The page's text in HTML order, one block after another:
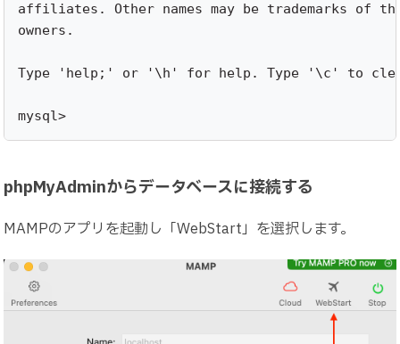
affiliates. Other names may be trademarks of
owners.
Type 'help;' or '\h' for help. Type '\c' to
mysql>
phpMyAdminからデータベースに接続する
MAMPのアプリを起動し「WebStart」を選択します。